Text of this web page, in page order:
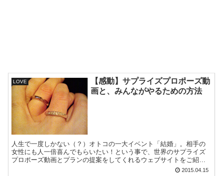
LOVE
【感動】サプライズプロポーズ動
画と、みんながやるための方法
人生で一度しかない（？）オトコの一大イベント「結婚」。相手の
女性にも人一倍喜んでもらいたい！という事で、世界のサプライズ
プロポーズ動画とプランの提案をしてくれるウェブサイトをご紹
2015.04.15